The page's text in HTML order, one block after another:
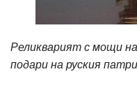
Реликварият с мощи
подари на руския